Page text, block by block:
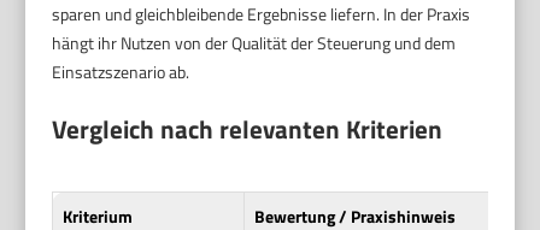
sparen und gleichbleibende Ergebnisse liefern. In der Praxis
hängt ihr Nutzen von der Qualität der Steuerung und dem
Einsatzszenario ab.
Vergleich nach relevanten Kriterien
Kriterium
Bewertung / Praxishinweis